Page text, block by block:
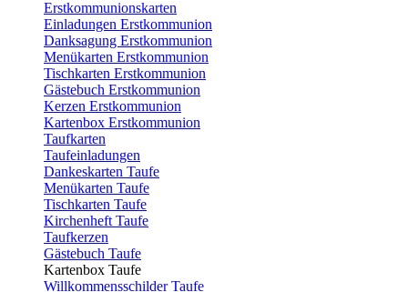
Erstkommunionskarten
Einladungen Erstkommunion
Danksagung Erstkommunion
Menükarten Erstkommunion
Tischkarten Erstkommunion
Gästebuch Erstkommunion
Kerzen Erstkommunion
Kartenbox Erstkommunion
Taufkarten
Taufeinladungen
Dankeskarten Taufe
Menükarten Taufe
Tischkarten Taufe
Kirchenheft Taufe
Taufkerzen
Gästebuch Taufe
Kartenbox Taufe
Willkommensschilder Taufe